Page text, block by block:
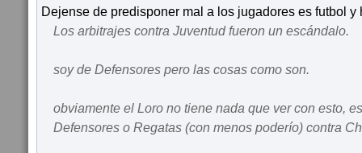
Dejense de predisponer mal a los jugadores es futbol y
Los arbitrajes contra Juventud fueron un escándalo.
soy de Defensores pero las cosas como son.
obviamente el Loro no tiene nada que ver con esto,
Defensores o Regatas (con menos poderío) contra